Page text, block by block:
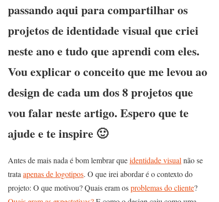
passando aqui para compartilhar os
projetos de identidade visual que criei
neste ano e tudo que aprendi com eles.
Vou explicar o conceito que me levou ao
design de cada um dos 8 projetos que
vou falar neste artigo. Espero que te
ajude e te inspire 🙂
Antes de mais nada é bom lembrar queidentidade visual não se
trata apenas de logotipos. O que irei abordar é o contexto do
projeto: O que motivou? Quais eram osproblemasdo cliente?